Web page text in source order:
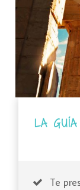
LA GUÍA
Te